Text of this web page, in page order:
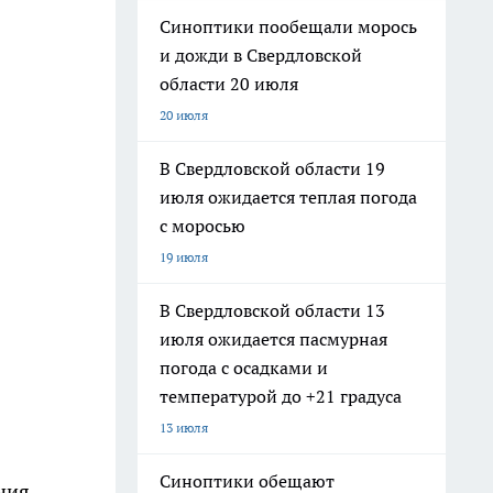
Синоптики пообещали морось
и дожди в Свердловской
области 20 июля
20 июля
В Свердловской области 19
июля ожидается теплая погода
с моросью
19 июля
В Свердловской области 13
июля ожидается пасмурная
погода с осадками и
температурой до +21 градуса
13 июля
Синоптики обещают